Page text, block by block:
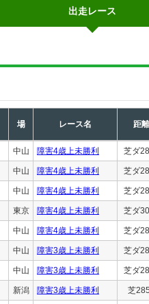
出走レース
場 レース名 距離
中山 障害4歳上未勝利 芝ダ
中山 障害4歳上未勝利 芝ダ
中山 障害4歳上未勝利 芝ダ
東京 障害4歳上未勝利 芝ダ
中山 障害4歳上未勝利 芝ダ
中山 障害3歳上未勝利 芝ダ
中山 障害3歳上未勝利 芝ダ
新潟 障害3歳上未勝利 芝